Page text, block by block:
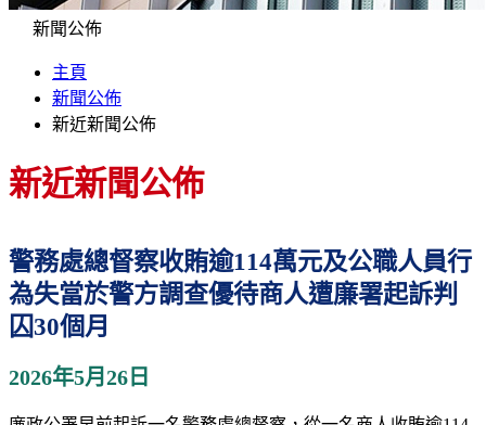
新聞公佈
主頁
新聞公佈
新近新聞公佈
新近新聞公佈
警務處總督察收賄逾114萬元及公職人員行
為失當於警方調查優待商人遭廉署起訴判
囚30個月
2026年5月26日